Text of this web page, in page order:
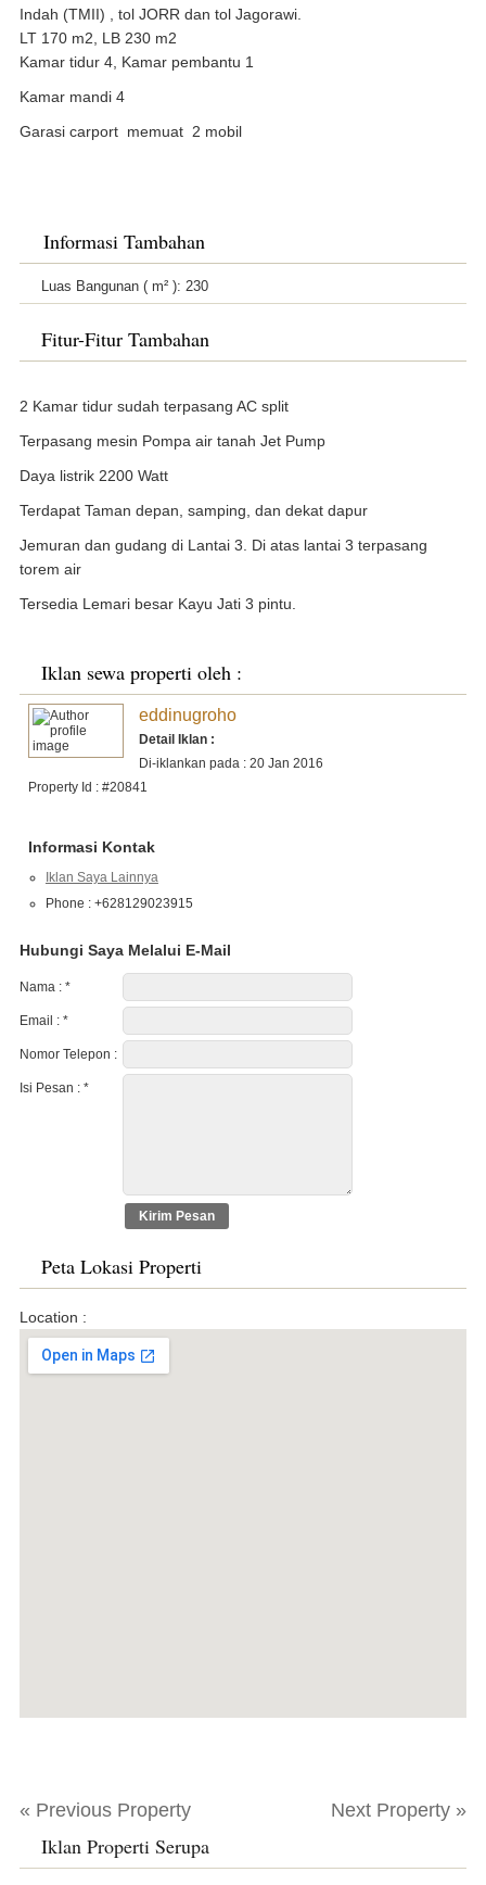
Indah (TMII) , tol JORR dan tol Jagorawi.
LT 170 m2, LB 230 m2
Kamar tidur 4, Kamar pembantu 1
Kamar mandi 4
Garasi carport memuat 2 mobil
Informasi Tambahan
Luas Bangunan ( m² ): 230
Fitur-Fitur Tambahan
2 Kamar tidur sudah terpasang AC split
Terpasang mesin Pompa air tanah Jet Pump
Daya listrik 2200 Watt
Terdapat Taman depan, samping, dan dekat dapur
Jemuran dan gudang di Lantai 3. Di atas lantai 3 terpasang
torem air
Tersedia Lemari besar Kayu Jati 3 pintu.
Iklan sewa properti oleh :
eddinugroho
Detail Iklan :
Di-iklankan pada : 20 Jan 2016
Property Id : #20841
Informasi Kontak
Iklan Saya Lainnya
Phone : +628129023915
Hubungi Saya Melalui E-Mail
Nama : *
Email : *
Nomor Telepon :
Isi Pesan : *
Peta Lokasi Properti
Location :
« Previous Property Next Property »
Iklan Properti Serupa